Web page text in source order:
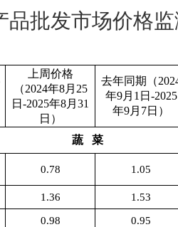
品批发市场价格监
上周价格
（2024年8月25
日-2025年8月31
日）
去年同期（
年9月1日-2025
年9月7日）
蔬 菜
0.78 1.05
1.36 1.53
0.98 0.95